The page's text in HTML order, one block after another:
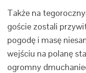
Także na
goście zostali
pogodę i masę
wejściu na polanę
ogromny